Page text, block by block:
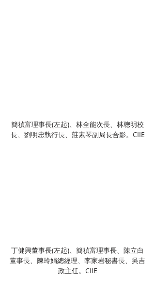
簡禎富理事長(左起)、林全能次長、林聰明校
長、劉明忠執行長、莊素琴副局長合影。CIIE
丁健興董事長(左起)、簡禎富理事長、陳立白
董事長、陳玲娟總經理、李家岩秘書長、吳吉
政主任。CIIE